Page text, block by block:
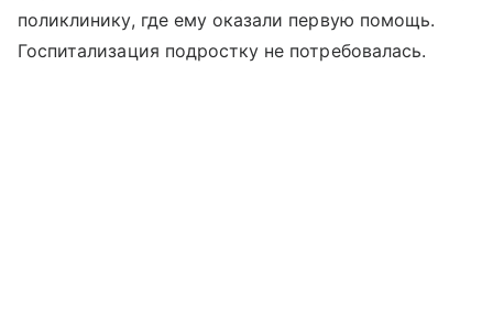
поликлинику, где ему оказали первую помощь.
Госпитализация подростку не потребовалась.